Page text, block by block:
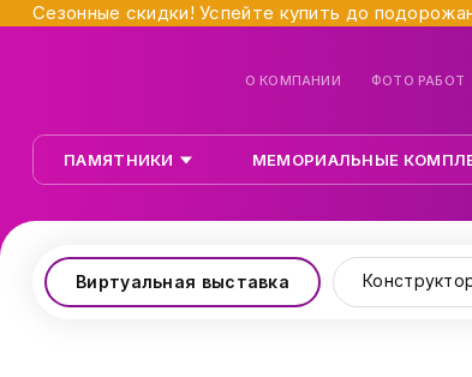
Сезонные скидки! Успейте купить до
О КОМПАНИИ ФОТО РАБОТ
ПАМЯТНИКИ МЕМОРИАЛЬНЫЕ
Виртуальная выставка